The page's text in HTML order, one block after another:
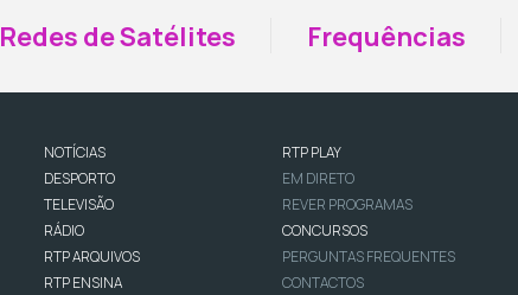
Redes de Satélites Frequências
NOTÍCIAS
DESPORTO
TELEVISÃO
RÁDIO
RTP ARQUIVOS
RTP ENSINA
RTP PLAY
EM DIRETO
REVER PROGRAMAS
CONCURSOS
PERGUNTAS FREQUENTES
CONTACTOS